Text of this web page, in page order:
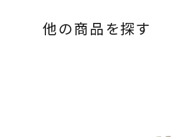
他の商品を探す